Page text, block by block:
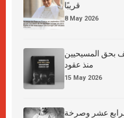
قريبًا
8 May 2026
بحق المسيحيين
منذ عقود
15 May 2026
الرابع عشر وصرخة